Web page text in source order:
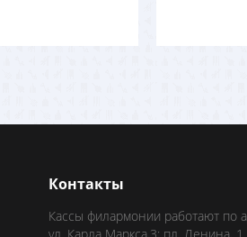
Контакты
Кассы филармонии работают по